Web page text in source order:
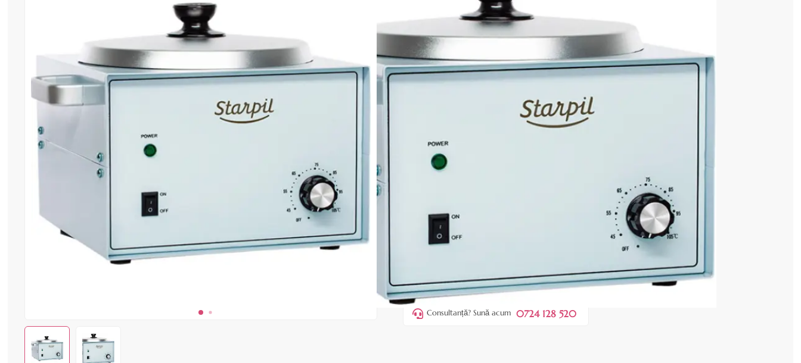
Incalzitor ceara 2500ml - Starpil.
220V , 50Hz , 350W .
Garantie 12 luni.
În stoc
Favorite
Acest produs vă aduce36💰 puncte în valoare de de3,60 lei💸
Consultanță? Sună acum 0724 128 520